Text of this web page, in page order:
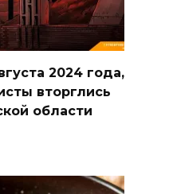
2024 года,
вторглись
области